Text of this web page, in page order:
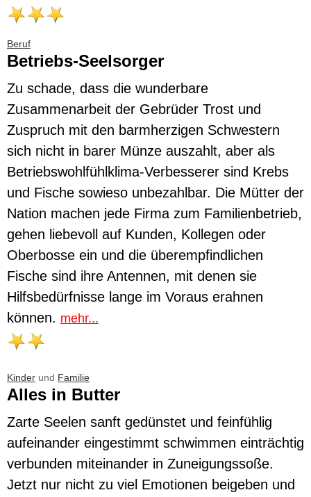
Beruf
Betriebs-Seelsorger
Zu schade, dass die wunderbare
Zusammenarbeit der Gebrüder Trost und
Zuspruch mit den barmherzigen Schwestern
sich nicht in barer Münze auszahlt, aber als
Betriebswohlfühlklima-Verbesserer sind Krebs
und Fische sowieso unbezahlbar. Die Mütter der
Nation machen jede Firma zum Familienbetrieb,
gehen liebevoll auf Kunden, Kollegen oder
Oberbosse ein und die überempfindlichen
Fische sind ihre Antennen, mit denen sie
Hilfsbedürfnisse lange im Voraus erahnen
können. mehr...
Kinder und Familie
Alles in Butter
Zarte Seelen sanft gedünstet und feinfühlig
aufeinander eingestimmt schwimmen einträchtig
verbunden miteinander in Zuneigungssoße.
Jetzt nur nicht zu viel Emotionen beigeben und